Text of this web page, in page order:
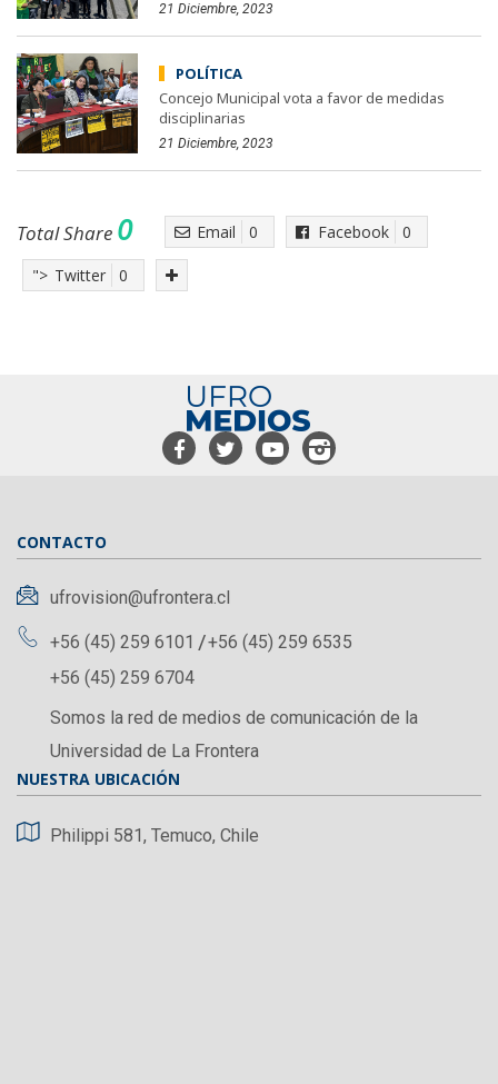
21 Diciembre, 2023
POLÍTICA
Concejo Municipal vota a favor de medidas
disciplinarias
21 Diciembre, 2023
Total Share 0 Email 0 Facebook 0
"> Twitter 0
CONTACTO
ufrovision@ufrontera.cl
+56 (45) 259 6101
+56 (45) 259 6535
+56 (45) 259 6704
Somos la red de medios de comunicación de la
Universidad de La Frontera
NUESTRA UBICACIÓN
Philippi 581, Temuco, Chile